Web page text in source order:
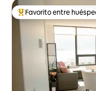
Favorito entre los
Favorito entre